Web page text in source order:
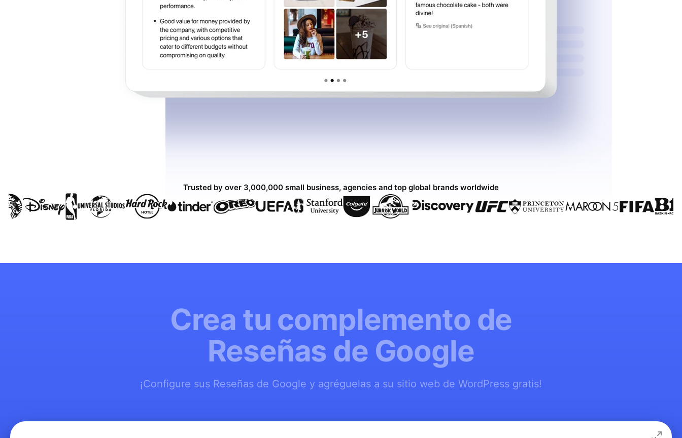
Trusted by over 3,000,000 small business, agencies and top global brands worldwide
Crea tu complemento de
Reseñas de Google
¡Configure sus Reseñas de Google y agréguelas a su sitio web de WordPress gratis!